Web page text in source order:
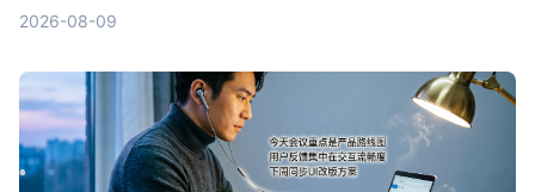
2026-08-09